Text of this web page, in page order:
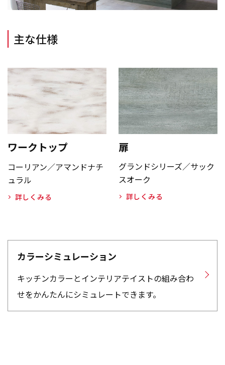
主な仕様
ワークトップ
コーリアン／アマンドナチ
ュラル
詳しくみる
扉
グランドシリーズ／サック
スオーク
詳しくみる
カラーシミュレーション
キッチンカラーとインテリアテイストの組み合わ
せをかんたんにシミュレートできます。